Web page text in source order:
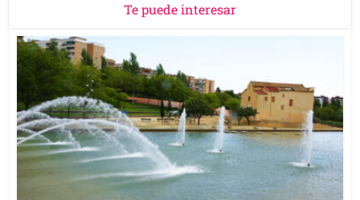
Te puede interesar